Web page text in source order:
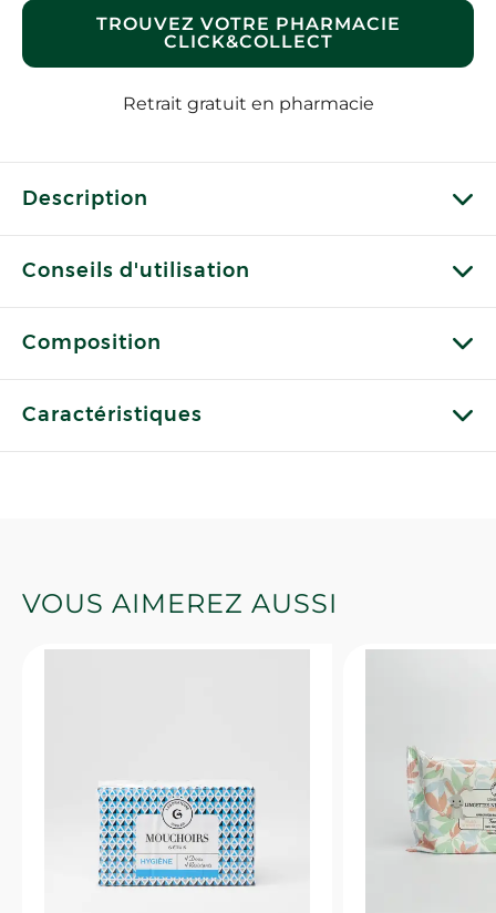
TROUVEZ VOTRE PHARMACIE
CLICK&COLLECT
Retrait gratuit en pharmacie
Description
Conseils d'utilisation
Composition
Caractéristiques
VOUS AIMEREZ AUSSI